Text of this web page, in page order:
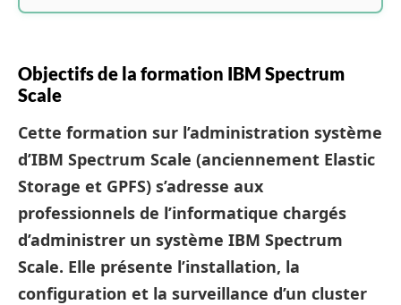
Objectifs de la formation IBM Spectrum
Scale
Cette formation sur l’administration système
d’IBM Spectrum Scale (anciennement Elastic
Storage et GPFS) s’adresse aux
professionnels de l’informatique chargés
d’administrer un système IBM Spectrum
Scale. Elle présente l’installation, la
configuration et la surveillance d’un cluster